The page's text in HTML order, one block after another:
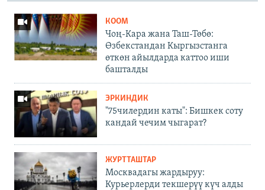
КООМ
Чоң-Кара жана Таш-Төбө:
Өзбекстандан Кыргызстанга
өткөн айылдарда каттоо иши
башталды
ЭРКИНДИК
"75чилердин каты": Бишкек соту
кандай чечим чыгарат?
ЖУРТТАШТАР
Москвадагы жардыруу:
Курьерлерди текшерүү күч алды